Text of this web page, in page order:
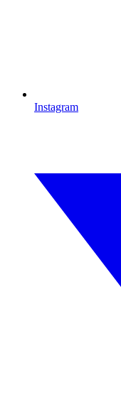
Instagram